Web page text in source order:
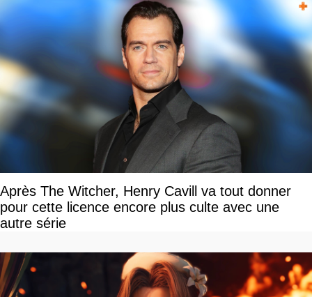
Après The Witcher, Henry Cavill va tout donner
pour cette licence encore plus culte avec une
autre série